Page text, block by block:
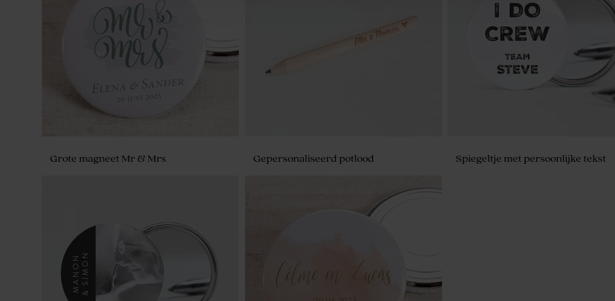
Sticker met namen en aquarel voor
bellenblaas
Tafelkaartje met roze aquarel
Plastic potjes met schroefdeksel | goud
goud 1kg (± 295 stuks)
Grote magneet Mr & Mrs Gepersonaliseerd potlood Spiegeltje met persoonlijke tekst